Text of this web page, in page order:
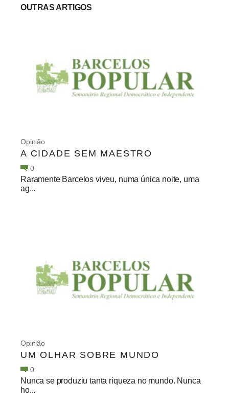
OUTRAS ARTIGOS
Opinião
A CIDADE SEM MAESTRO
0
Raramente Barcelos viveu, numa única noite, uma
ag...
Opinião
UM OLHAR SOBRE MUNDO
0
Nunca se produziu tanta riqueza no mundo. Nunca
ho...